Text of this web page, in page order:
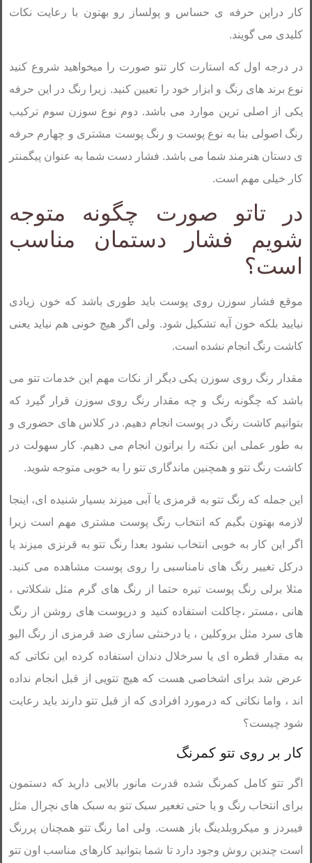
کار دراین حرفه ی حساس و پولساز رو بهتون با رعایت نکات
کلیدی می گویند.
در درجه اول که استارت کار تتو صورت را میخواهید شروع کنید
نوع برند های رنگ و ابزار خود را تعیین کنید. زیرا رنگ در این حرفه
یکی از اصلی ترین موارد می باشد. دوم نوع سوزن سوم ترکیب
رنگ اصولی بنا به نوع پوست و رنگ پوست مشتری و چهارم حرفه
ی دستان هنرمند شما می باشد. فشار دست شما به عنوان پیگمنتر
کار خیلی مهم است.
در تاتو صورت چگونه متوجه
شویم فشار دستمان مناسب
است؟
موقع فشار سوزن روی پوست باید طوری باشد که خون زیادی
نیایید بلکه خون آبه تشکیل شود. ولی اگر هیچ خونی هم نیاید یعنی
کاشت رنگ انجام نشده است.
مقدار رنگ روی سوزن یکی دیگر از نکات مهم این خدمات تتو می
باشد که چگونه رنگ و چه مقدار رنگ روی سوزن قرار گیرد که
بتوانیم کاشت رنگ در پوست انجام دهیم. در کلاس های حضوری و
به طور عملی این نکته را براتون انجام می دهیم. کار سهولت در
کاشت رنگ تتو و همچنین ماندگاری تتو را به خوبی متوجه شوید.
این جمله که رنگ تتو به قرمزی یا آبی میزند بسیار شنیده ای، اینجا
لازمه بهتون بگیم که انتخاب رنگ پوست مشتری مهم است زیرا
اگر این کار به خوبی انتخاب نشود بعدا رنگ تتو به قرنزی میزند یا
درکل تغییر رنگ های نامناسبی را روی پوست مشاهده می کنید.
مثلا برلی رنگ پوست تیره حتما از رنگ های گرم مثل شکلاتی ،
هانی ،مستر ،چاکلت استفاده کنید و درپوست های روشن از رنگ
های سرد مثل بروکلین ، یا درخنثی سازی ضد قرمزی از رنگ الیو
به مقدار قطره ای یا سرخلال دندان استفاده کرده این نکاتی که
عرض شد برای اشخاصی هست که هیچ تتویی از قبل انجام نداده
اند ، واما نکاتی که درمورد افرادی که از قبل تتو دارند باید رعایت
شود چیست؟
کار بر روی تتو کمرنگ
اگر تتو کامل کمرنگ شده قدرت مانور بالایی دارید که دستمون
برای انتخاب رنگ و یا حتی تغعیر سبک تتو به سبک های نچرال مثل
فیبردز و میکروبلدینگ باز هست. ولی اما رنگ تتو همچنان پررنگ
است چندین روش وجود دارد تا شما بتوانید کارهای مناسب اون تتو